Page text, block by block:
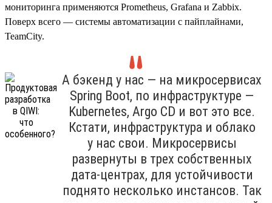
мониторинга применяются Prometheus, Grafana и Zabbix.
Поверх всего — системы автоматизации с пайплайнами,
TeamCity.
А бэкенд у нас — на микросервисах
Spring Boot, по инфраструктуре —
Kubernetes, Argo CD и вот это все.
Кстати, инфраструктура и облако
у нас свои. Микросервисы
развернуты в трех собственных
дата-центрах, для устойчивости
поднято несколько инстансов. Так